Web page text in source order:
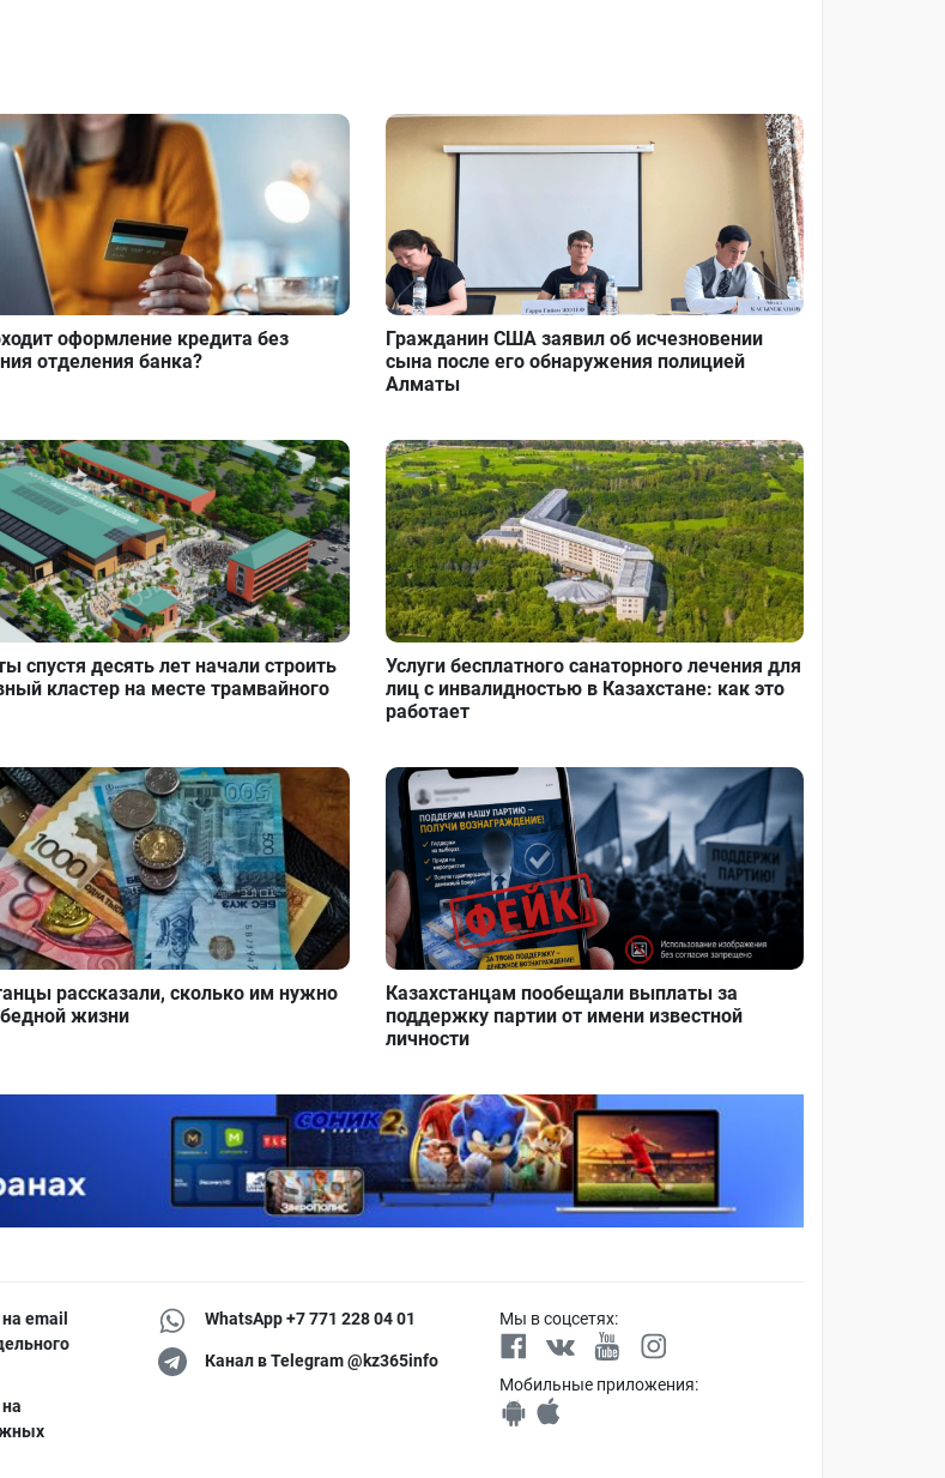
оформление кредита без
отделения банка?
Гражданин США заявил об исчезновении
сына после его обнаружения полицией
Алматы
спустя десять лет начали строить
кластер на месте трамвайного
Услуги бесплатного санаторного лечения для
лиц с инвалидностью в Казахстане: как это
работает
рассказали, сколько им нужно
жизни
Казахстанцам пообещали выплаты за
поддержку партии от имени известной
личности
email
WhatsApp +7 771 228 04 01
Канал в Telegram @kz365info
Мы в соцсетях:
Мобильные приложения: